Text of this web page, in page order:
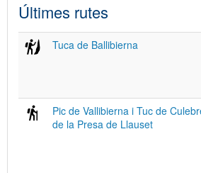
Últimes rutes
Tuca de Ballibierna
Pic de Vallibierna i Tuc de
de la Presa de Llauset